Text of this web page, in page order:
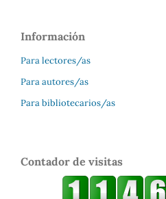
Información
Para lectores/as
Para autores/as
Para bibliotecarios/as
Contador de visitas